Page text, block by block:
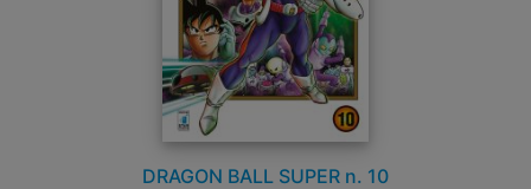
DRAGON BALL SUPER n. 10